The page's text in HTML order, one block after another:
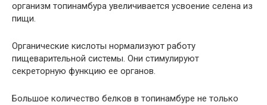
организм топинамбура увеличивается усвоение селена из
пищи.
Органические кислоты нормализуют работу
пищеварительной системы. Они стимулируют
секреторную функцию ее органов.
Большое количество белков в топинамбуре не только